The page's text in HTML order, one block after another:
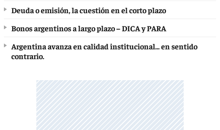
Deuda o emisión, la cuestión en el corto plazo
Bonos argentinos a largo plazo – DICA y PARA
Argentina avanza en calidad institucional... en sentido
contrario.